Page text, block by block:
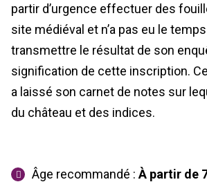
partir d’urgence effectuer des
site médiéval et n’a pas eu le
transmettre le résultat de son
signification de cette inscription.
a laissé son carnet de notes sur
du château et des indices.
Âge recommandé : À partir de